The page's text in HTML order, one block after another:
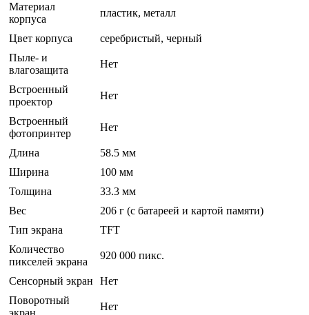
Материал
корпуса
пластик, металл
Цвет корпуса
серебристый, черный
Пыле- и
влагозащита
Нет
Встроенный
проектор
Нет
Встроенный
фотопринтер
Нет
Длина
58.5 мм
Ширина
100 мм
Толщина
33.3 мм
Вес
206 г (с батареей и картой памяти)
Тип экрана
TFT
Количество
пикселей экрана
920 000 пикс.
Сенсорный экран
Нет
Поворотный
Нет